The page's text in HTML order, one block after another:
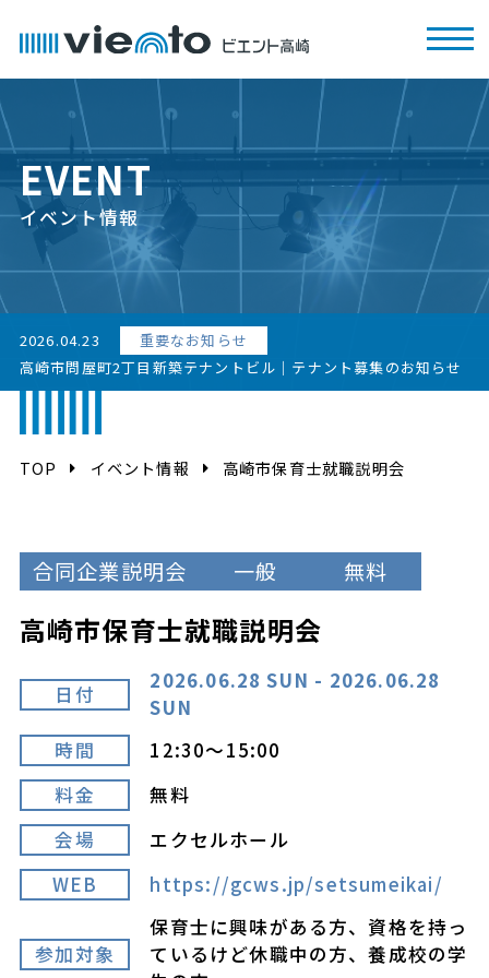
EVENT
イベント情報
2026.04.23
重要なお知らせ
高崎市問屋町2丁目新築テナントビル｜テナント募集のお知らせ
TOP イベント情報 高崎市保育士就職説明会
合同企業説明会 一般 無料
高崎市保育士就職説明会
日付
2026.06.28 SUN - 2026.06.28
SUN
時間
12:30～15:00
料金
無料
会場
エクセルホール
WEB
https://gcws.jp/setsumeikai/
参加対象
保育士に興味がある方、資格を持っ
ているけど休職中の方、養成校の学